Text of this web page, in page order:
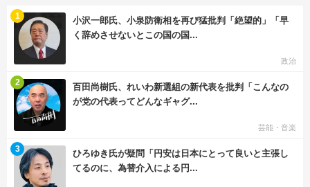
小沢一郎氏、小泉防衛相を再び猛批判「絶望的」「早
く辞めさせないとこの国の国...
政治
1
百田尚樹氏、れいわ新選組の新代表を批判「こんなの
が党の代表ってどんなギャグ...
芸能・音楽
2
ひろゆき氏が疑問「円安は日本にとって良いと主張し
てるのに、為替介入による円...
3